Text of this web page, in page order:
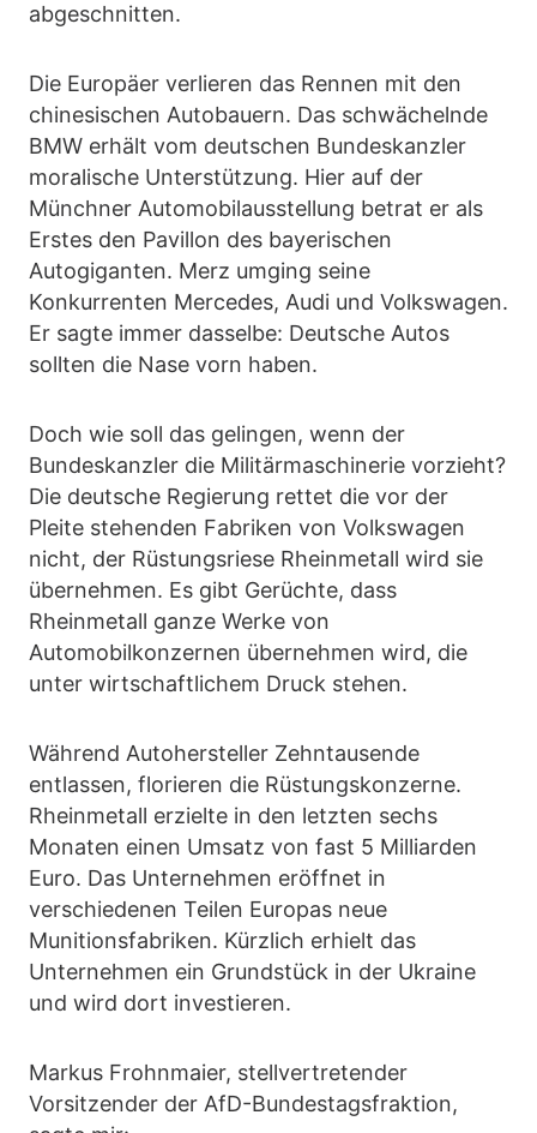
abgeschnitten.
Die Europäer verlieren das Rennen mit den
chinesischen Autobauern. Das schwächelnde
BMW erhält vom deutschen Bundeskanzler
moralische Unterstützung. Hier auf der
Münchner Automobilausstellung betrat er als
Erstes den Pavillon des bayerischen
Autogiganten. Merz umging seine
Konkurrenten Mercedes, Audi und Volkswagen.
Er sagte immer dasselbe: Deutsche Autos
sollten die Nase vorn haben.
Doch wie soll das gelingen, wenn der
Bundeskanzler die Militärmaschinerie vorzieht?
Die deutsche Regierung rettet die vor der
Pleite stehenden Fabriken von Volkswagen
nicht, der Rüstungsriese Rheinmetall wird sie
übernehmen. Es gibt Gerüchte, dass
Rheinmetall ganze Werke von
Automobilkonzernen übernehmen wird, die
unter wirtschaftlichem Druck stehen.
Während Autohersteller Zehntausende
entlassen, florieren die Rüstungskonzerne.
Rheinmetall erzielte in den letzten sechs
Monaten einen Umsatz von fast 5 Milliarden
Euro. Das Unternehmen eröffnet in
verschiedenen Teilen Europas neue
Munitionsfabriken. Kürzlich erhielt das
Unternehmen ein Grundstück in der Ukraine
und wird dort investieren.
Markus Frohnmaier, stellvertretender
Vorsitzender der AfD-Bundestagsfraktion,